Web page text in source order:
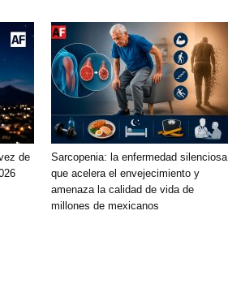
de
Sarcopenia: la enfermedad silenciosa
que acelera el envejecimiento y
amenaza la calidad de vida de
millones de mexicanos